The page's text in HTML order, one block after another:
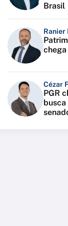
Brasil
Ranier
chega
Cézar
PGR